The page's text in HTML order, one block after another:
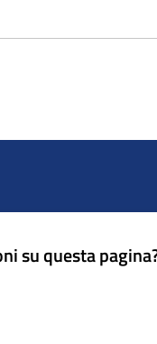
su questa